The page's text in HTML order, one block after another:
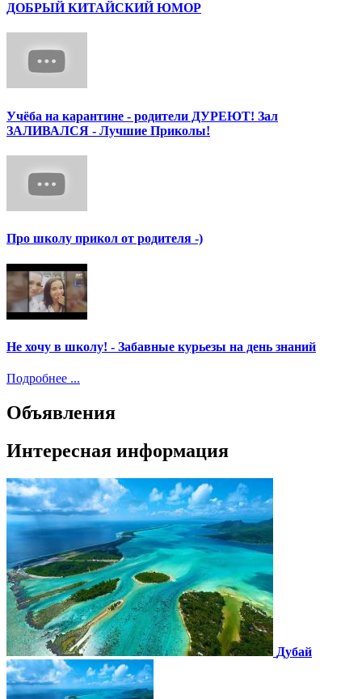
ДОБРЫЙ КИТАЙСКИЙ ЮМОР
Учёба на карантине - родители ДУРЕЮТ! Зал
ЗАЛИВАЛСЯ - Лучшие Приколы!
Про школу прикол от родителя -)
Не хочу в школу! - Забавные курьезы на день знаний
Подробнее ...
Объявления
Интересная информация
Дубай